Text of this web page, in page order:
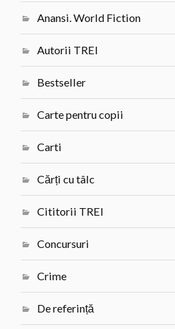
Anansi. World Fiction
Autorii TREI
Bestseller
Carte pentru copii
Carti
Cărți cu tâlc
Cititorii TREI
Concursuri
Crime
De referință